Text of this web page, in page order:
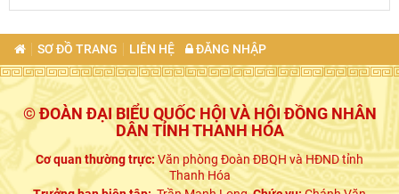
SƠ ĐỒ TRANG LIÊN HỆ ĐĂNG NHẬP
© ĐOÀN ĐẠI BIỂU QUỐC HỘI VÀ HỘI ĐỒNG NHÂN
DÂN TỈNH THANH HÓA
Cơ quan thường trực:Văn phòng Đoàn ĐBQH và HĐND tỉnh
Thanh Hóa